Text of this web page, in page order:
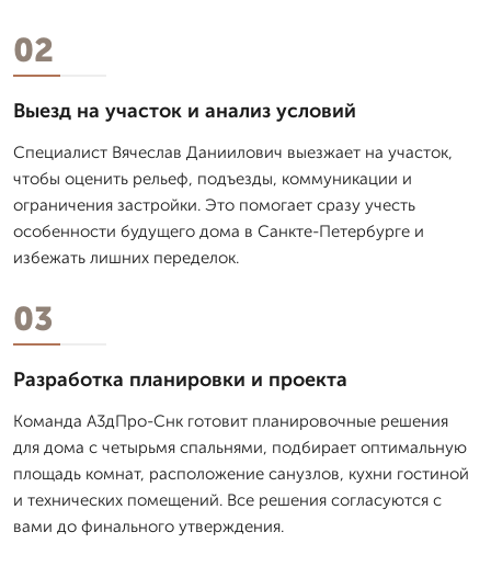
02
Выезд на участок и анализ условий
Специалист Вячеслав Даниилович выезжает на участок,
чтобы оценить рельеф, подъезды, коммуникации и
ограничения застройки. Это помогает сразу учесть
особенности будущего дома в Санкте-Петербурге и
избежать лишних переделок.
03
Разработка планировки и проекта
Команда А3дПро-Снк готовит планировочные решения
для дома с четырьмя спальнями, подбирает оптимальную
площадь комнат, расположение санузлов, кухни гостиной
и технических помещений. Все решения согласуются с
вами до финального утверждения.